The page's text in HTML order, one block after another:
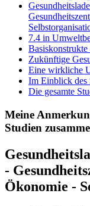
7.4 in
Zukünftige
Eine wirkliche
Im Einblick des
Die gesamte
Meine
Studien
-
Ökonomie -